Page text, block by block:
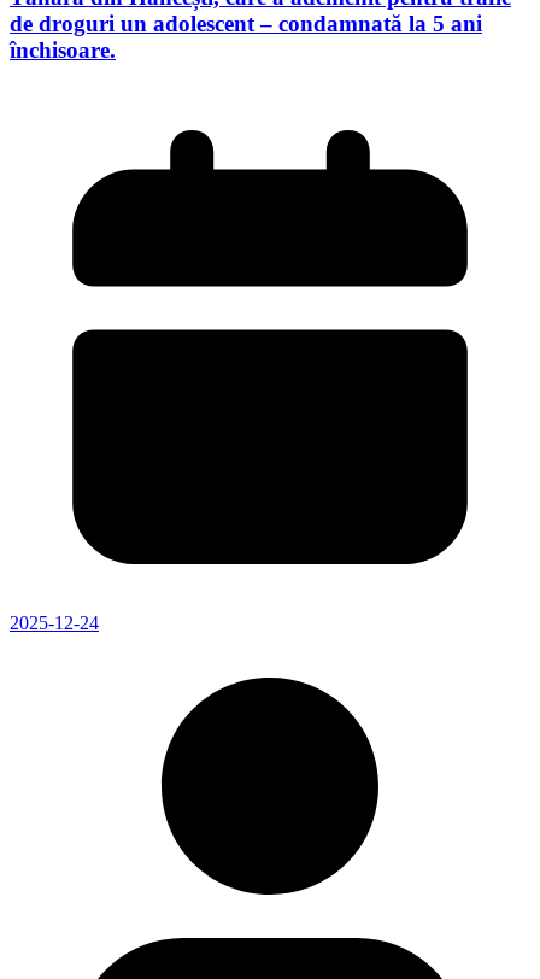
de droguri un adolescent – condamnată la 5 ani
închisoare.
2025-12-24